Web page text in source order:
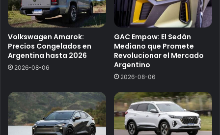
Volkswagen Amarok:
Precios Congelados en
Argentina hasta 2026
2026-08-06
GAC Empow: El Sedán
Mediano que Promete
Revolucionar el Mercado
Argentino
2026-08-06